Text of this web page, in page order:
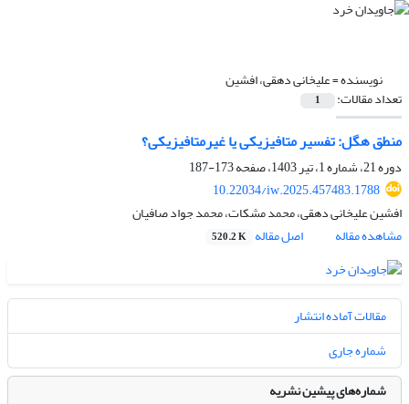
نویسنده =علیخانی دهقی، افشین
تعداد مقالات: 1
منطق هگل: تفسیر متافیزیکی یا غیرمتافیزیکی؟
دوره 21، شماره 1، تیر 1403، صفحه
173-187
10.22034/iw.2025.457483.1788
افشین علیخانی دهقی، محمد مشکات، محمد جواد صافیان
مشاهده مقاله
اصل مقاله 520.2 K
مقالات آماده انتشار
شماره جاری
شماره‌های پیشین نشریه